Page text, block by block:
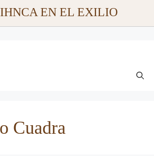
EN EL EXILIO
Cuadra